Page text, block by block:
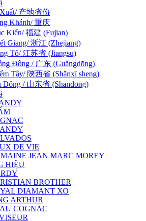
产地省份
Khánh/ 重庆
Kiến/ 福建 (Fujian)
Giang/ 浙江 (Zhejiang)
Tô/ 江苏省 (Jiangsu)
Đông / 广东 (Guǎngdōng)
Tây/ 陝西省 (Shǎnxī sheng)
Đông / 山东省 (Shāndōng)
DE VIE
JEAN MARC MOREY
HIỆU
BROTHER
DIAMANT XO
ARTHUR
COGNAC